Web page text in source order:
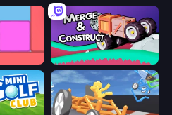
Merge & Construct